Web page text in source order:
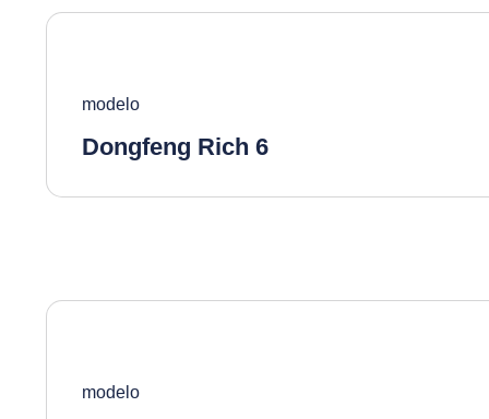
modelo
Dongfeng Rich 6
modelo